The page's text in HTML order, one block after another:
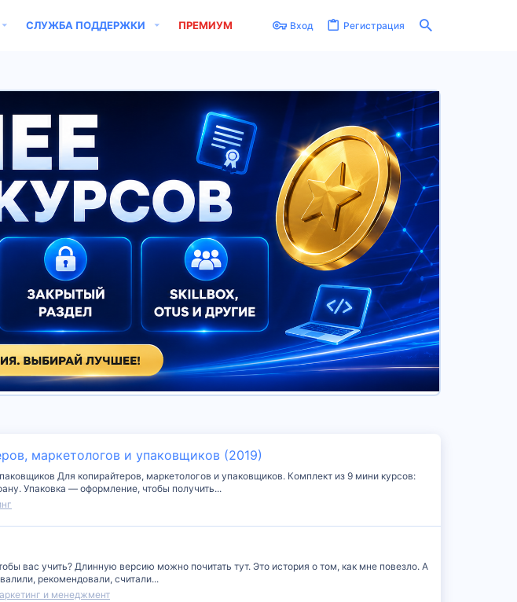
СЛУЖБА ПОДДЕРЖКИ ПРЕМИУМ Вход Регистрация
маркетологов и упаковщиков (2019)
Для копирайтеров, маркетологов и упаковщиков. Комплект из 9 мини курсов:
Упаковка — оформление, чтобы получить...
вас учить? Длинную версию можно почитать тут. Это история о том, как мне повезло. А
рекомендовали, считали...
и менеджмент